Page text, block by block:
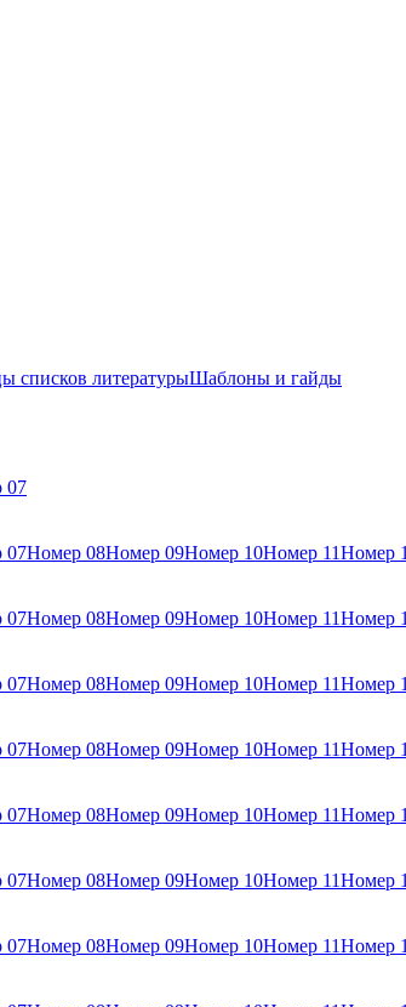
списков литературыШаблоны и гайды
07
07Номер 08Номер 09Номер 10Номер 11Номер
07Номер 08Номер 09Номер 10Номер 11Номер
07Номер 08Номер 09Номер 10Номер 11Номер
07Номер 08Номер 09Номер 10Номер 11Номер
07Номер 08Номер 09Номер 10Номер 11Номер
07Номер 08Номер 09Номер 10Номер 11Номер
07Номер 08Номер 09Номер 10Номер 11Номер